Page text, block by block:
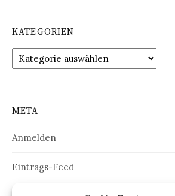
KATEGORIEN
Kategorien
META
Anmelden
Eintrags-Feed